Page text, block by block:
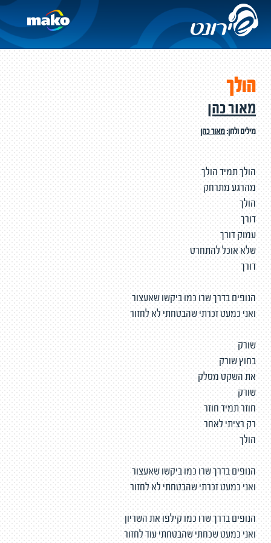
הולך
מאור כהן
מילים ולחן:מאור כהן
הולך תמיד הולך
מהרגע מתרחק
הולך
דורך
עמוק דורך
שלא אוכל להתחרט
דורך
הנופים בדרך שרו כמו ביקשו שאעצור
ואני כמעט זכרתי שהבטחתי לא לחזור
שורק
בחוץ שורק
את השקט מסלק
שורק
חוזר תמיד חוזר
רק רציתי לאחר
הולך
הנופים בדרך שרו כמו ביקשו שאעצור
ואני כמעט זכרתי שהבטחתי לא לחזור
הנופים בדרך שרו כמו קילפו את השריון
ואני כמעט שכחתי שהבטחתי עוד לחזור